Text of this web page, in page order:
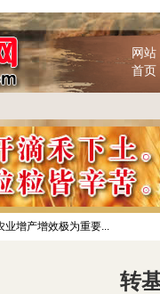
网站
首页
业增产增效极为重要...
转